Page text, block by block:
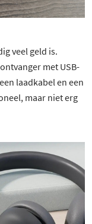
veel geld is.
met USB-
laadkabel en een
maar niet erg